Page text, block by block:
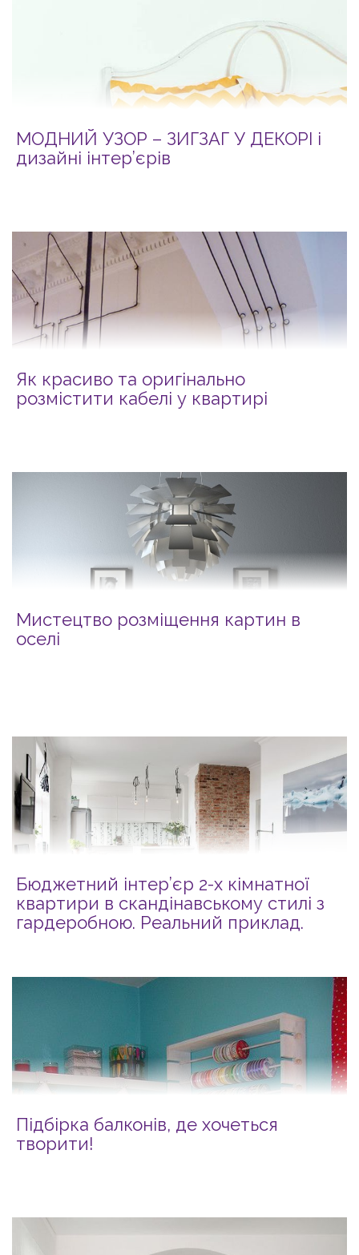
МОДНИЙ УЗОР – ЗИГЗАГ У ДЕКОРІ і
дизайні інтер’єрів
Як красиво та оригінально
розмістити кабелі у квартирі
Мистецтво розміщення картин в
оселі
Бюджетний інтер’єр 2-х кімнатної
квартири в скандінавському стилі з
гардеробною. Реальний приклад.
Підбірка балконів, де хочеться
творити!